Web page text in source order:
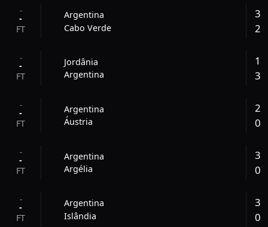
-
-
FT
Argentina
Cabo Verde
3
2
-
-
FT
Jordânia
Argentina
1
3
-
-
FT
Argentina
Áustria
2
0
-
-
FT
Argentina
Argélia
3
0
-
-
FT
Argentina
Islândia
3
0